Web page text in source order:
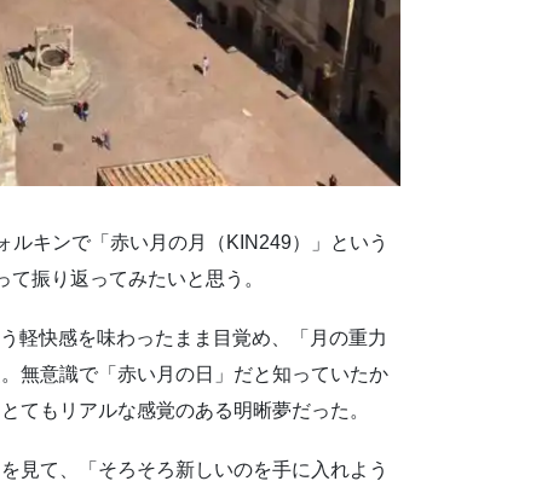
キンで「赤い月の月（KIN249）」という
振り返ってみたいと思う。
軽快感を味わったまま目覚め、「月の重力
無意識で「赤い月の日」だと知っていたか
てもリアルな感覚のある明晰夢だった。
見て、「そろそろ新しいのを手に入れよう